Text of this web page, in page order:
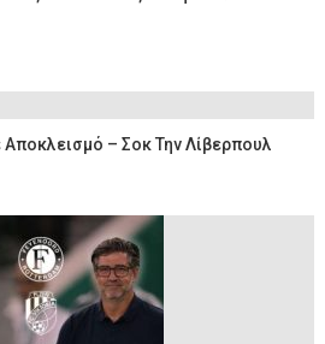
– Σοκ Την Λίβερπουλ